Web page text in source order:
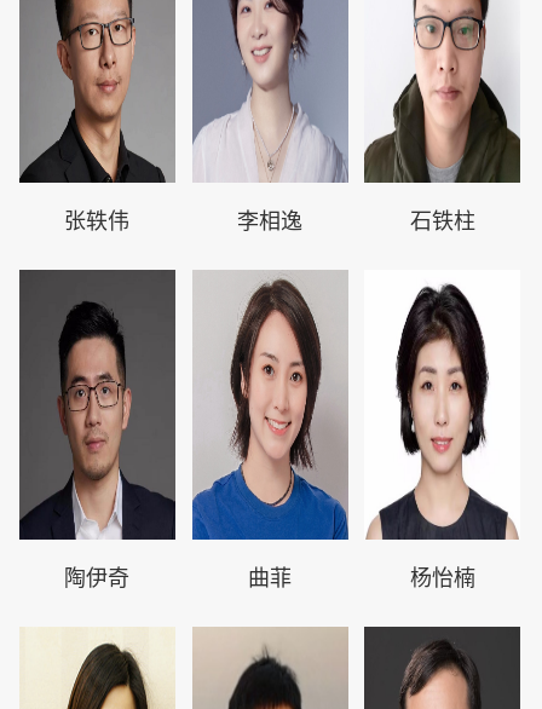
张轶伟 李相逸 石铁柱
陶伊奇 曲菲 杨怡楠